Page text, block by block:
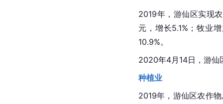
2019年，游仙区实现农
元，增长5.1%；牧业
10.9%。
2020年4月14日，游仙
种植业
2019年，游仙区农作